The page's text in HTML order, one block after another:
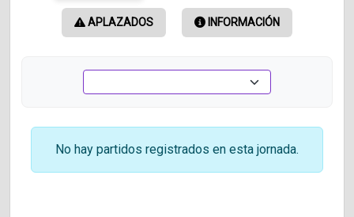
APLAZADOS INFORMACIÓN
No hay partidos registrados en esta jornada.